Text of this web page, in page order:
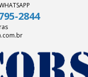
2844